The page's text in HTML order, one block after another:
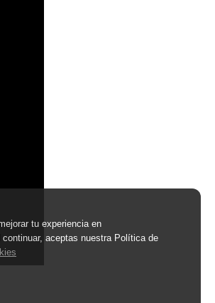
tu experiencia en
aceptas nuestra Política de